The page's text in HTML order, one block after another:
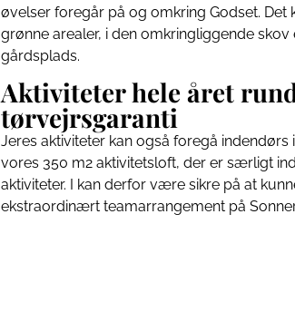
øvelser foregår på og omkring Godset. Det
grønne arealer, i den omkringliggende
gårdsplads.
Aktiviteter hele året
tørvejrsgaranti
Jeres aktiviteter kan også foregå
vores 350 m2 aktivitetsloft, der er særligt
aktiviteter. I kan derfor være sikre på at
ekstraordinært teamarrangement på